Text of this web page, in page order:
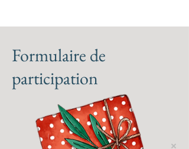
Formulaire de
participation